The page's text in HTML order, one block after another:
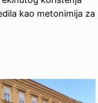
kao metonimija za